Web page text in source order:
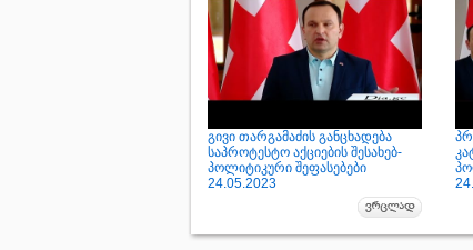
გივი თარგამაძის განცხადება
საპროტესტო აქციების შესახებ-
პოლიტიკური შეფასებები
24.05.2023